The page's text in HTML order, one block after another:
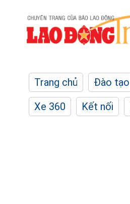
Trang chủ Đào tạo
Xe 360
Kết nối